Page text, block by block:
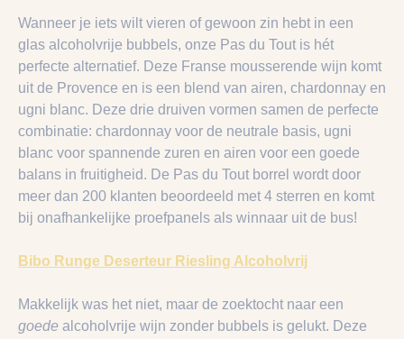
Wanneer je iets wilt vieren of gewoon zin hebt in een
glas alcoholvrije bubbels, onze Pas du Tout is hét
perfecte alternatief. Deze Franse mousserende wijn komt
uit de Provence en is een blend van airen, chardonnay en
ugni blanc. Deze drie druiven vormen samen de perfecte
combinatie: chardonnay voor de neutrale basis, ugni
blanc voor spannende zuren en airen voor een goede
balans in fruitigheid. De Pas du Tout borrel wordt door
meer dan 200 klanten beoordeeld met 4 sterren en komt
bij onafhankelijke proefpanels als winnaar uit de bus!
Bibo Runge Deserteur Riesling Alcoholvrij
Makkelijk was het niet, maar de zoektocht naar een
goede alcoholvrije wijn zonder bubbels is gelukt. Deze